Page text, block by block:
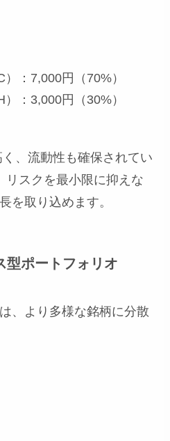
：7,000円（70%）
：3,000円（30%）
、流動性も確保されてい
リスクを最小限に抑えな
を取り込めます。
型ポートフォリオ
、より多様な銘柄に分散